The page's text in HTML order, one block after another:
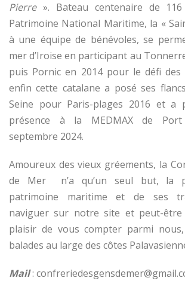
Pierre». Bateau centenaire de 116
Patrimoine National Maritime, la «
à une équipe de bénévoles, se
mer d’Iroise en participant au
puis Pornic en 2014 pour le défi des
enfin cette catalane a posé ses
Seine pour Paris-plages 2016 et a
présence à la MEDMAX de
septembre 2024.
Amoureux des vieux gréements, la
de Mer n’a qu’un seul but, la
patrimoine maritime et de ses
naviguer sur notre site et peut-être
plaisir de vous compter parmi
balades au large des côtes
Mail: